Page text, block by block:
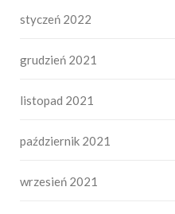
styczeń 2022
grudzień 2021
listopad 2021
październik 2021
wrzesień 2021